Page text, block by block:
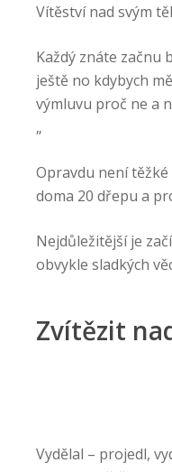
Vítěství nad svým
Každý znáte začnu
ještě no kdybych
výmluvu proč ne a
„
Opravdu není
doma 20 dřepu a
Nejdůležitější je
obvykle sladkých
Zvítězit
Vydělal – projedl,